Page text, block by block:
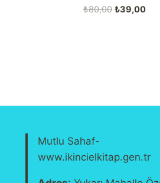
₺80,00 Orijinal
₺39,00Şu
Mutlu Sahaf-
www.ikincielkitap.gen.tr